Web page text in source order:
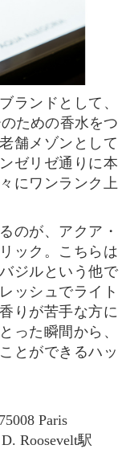
ための香水をつ
舗メゾンとして
ゼリゼ通りに本
にワンランク上
ック。こちらは
ジルという他で
ッシュでライト
りが苦手な方に
った瞬間から、
とができるハッ
Paris
Roosevelt駅